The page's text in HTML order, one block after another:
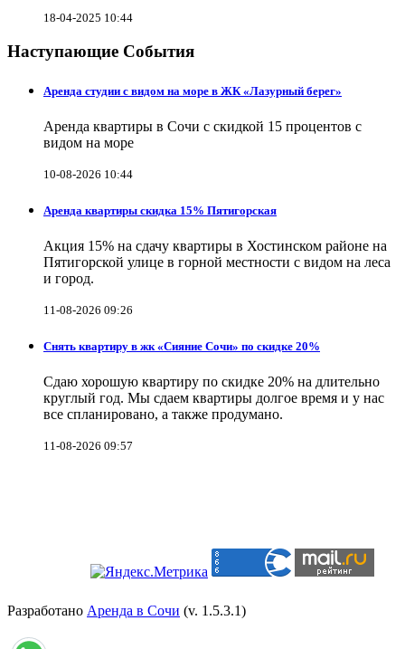
18-04-2025 10:44
Наступающие События
Аренда студии с видом на море в ЖК «Лазурный берег»
Аренда квартиры в Сочи с скидкой 15 процентов с
видом на море
10-08-2026 10:44
Аренда квартиры скидка 15% Пятигорская
Акция 15% на сдачу квартиры в Хостинском районе на
Пятигорской улице в горной местности с видом на леса
и город.
11-08-2026 09:26
Снять квартиру в жк «Сияние Сочи» по скидке 20%
Сдаю хорошую квартиру по скидке 20% на длительно
круглый год. Мы сдаем квартиры долгое время и у нас
все спланировано, а также продумано.
11-08-2026 09:57
Разработано Аренда в Сочи (v. 1.5.3.1)